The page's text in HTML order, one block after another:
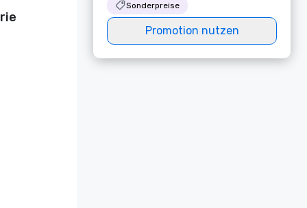
Sonderpreise
Promotion nutzen